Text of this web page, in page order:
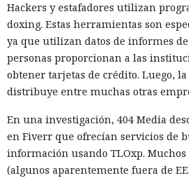
Hackers y estafadores utilizan
doxing. Estas herramientas son
ya que utilizan datos de informes
personas proporcionan a las
obtener tarjetas de crédito. Luego,
distribuye entre muchas otras
En una investigación, 404 Media
en Fiverr que ofrecían servicios de
información usando TLOxp. Muchos
(algunos aparentemente fuera de